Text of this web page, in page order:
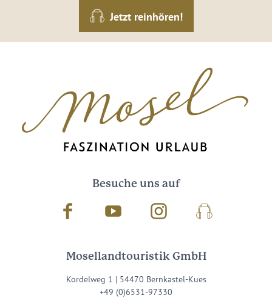
Jetzt reinhören!
Besuche uns auf
Facebook Youtube InstagramPodcast
Mosellandtouristik GmbH
Kordelweg 1 | 54470 Bernkastel-Kues
+49 (0)6531-97330